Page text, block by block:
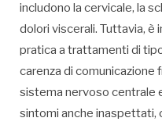
includono la cervicale, la
dolori viscerali. Tuttavia,
pratica a trattamenti di
carenza di comunicazione
sistema nervoso centrale
sintomi anche inaspettati,